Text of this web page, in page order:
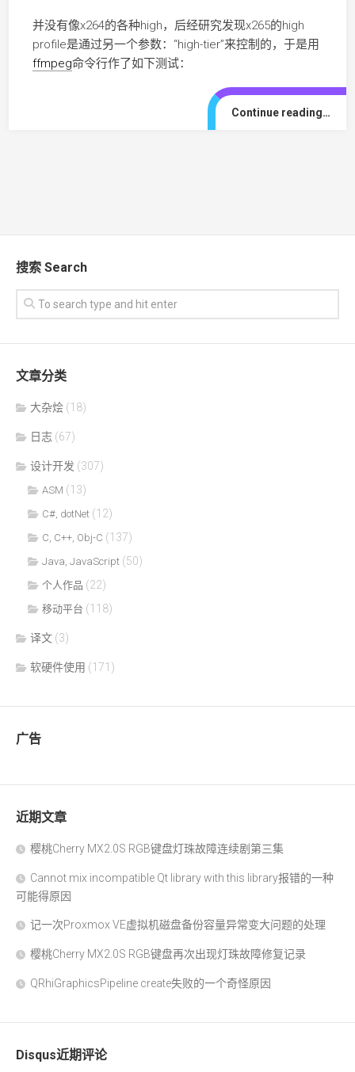
并没有像x264的各种high，后经研究发现x265的high
profile是通过另一个参数：“high-tier”来控制的，于是用
ffmpeg命令行作了如下测试：
Continue reading…
搜索 Search
文章分类
大杂烩 (18)
日志 (67)
设计开发 (307)
ASM (13)
C#, dotNet (12)
C, C++, Obj-C (137)
Java, JavaScript (50)
个人作品 (22)
移动平台 (118)
译文 (3)
软硬件使用 (171)
广告
近期文章
樱桃Cherry MX2.0S RGB键盘灯珠故障连续剧第三集
Cannot mix incompatible Qt library with this library报错的一种
可能得原因
记一次Proxmox VE虚拟机磁盘备份容量异常变大问题的处理
樱桃Cherry MX2.0S RGB键盘再次出现灯珠故障修复记录
QRhiGraphicsPipeline create失败的一个奇怪原因
Disqus近期评论